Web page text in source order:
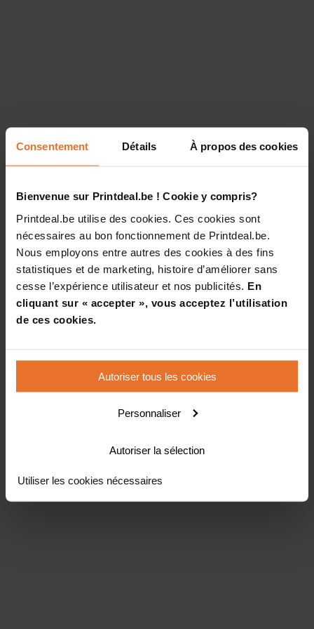
Consentement Détails À propos des cookies
Bienvenue sur Printdeal.be ! Cookie y compris?
Printdeal.be utilise des cookies. Ces cookies sont
nécessaires au bon fonctionnement de Printdeal.be.
Nous employons entre autres des cookies à des fins
statistiques et de marketing, histoire d’améliorer sans
cesse l’expérience utilisateur et nos publicités. En
cliquant sur « accepter », vous acceptez l’utilisation
de ces cookies.
Autoriser tous les cookies
Personnaliser
Autoriser la sélection
Utiliser les cookies nécessaires